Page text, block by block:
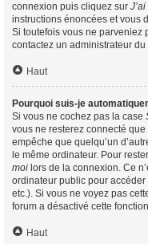
connexion puis cliquez sur
instructions énoncées et vous
Si toutefois vous ne parveniez
contactez un administrateur du
Haut
Pourquoi suis-je
Si vous ne cochez pas la case
vous ne resterez connecté
empêche que quelqu’un
le même ordinateur. Pour
moi lors de la connexion. Ce
ordinateur public pour
etc.). Si vous ne voyez pas
forum a désactivé cette
Haut